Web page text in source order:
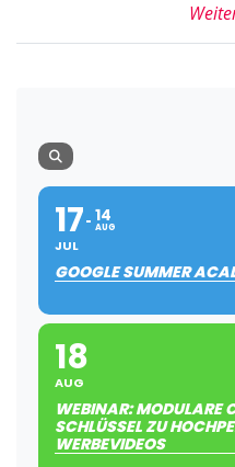
17
JUL
14
AUG
GOOGLE SUMMER
18
AUG
WEBINAR: MODULARE
SCHLÜSSEL ZU
WERBEVIDEOS